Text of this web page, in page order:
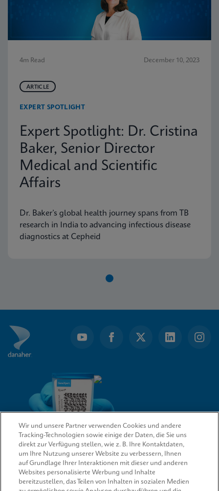
4m Read December 10, 2023
ARTICLE
EXPERT SPOTLIGHT
Expert Spotlight: Dr. Cristina
Baker, Senior Director
Medical and Scientific
Affairs
Dr. Baker’s global health journey spans from TB
research in India to advancing infectious disease
diagnostics at Cepheid
1
QUICK LINKS
Wir und unsere Partner verwenden Cookies und andere
Tracking-Technologien sowie einige der Daten, die Sie uns
direkt zur Verfügung stellen, wie z. B. Ihre Kontaktdaten,
um Ihre Nutzung unserer Website zu verbessern, Ihnen
auf Grundlage Ihrer Interaktionen mit dieser und anderen
Websites personalisierte Werbung und Inhalte
bereitzustellen, das Teilen von Inhalten in sozialen Medien